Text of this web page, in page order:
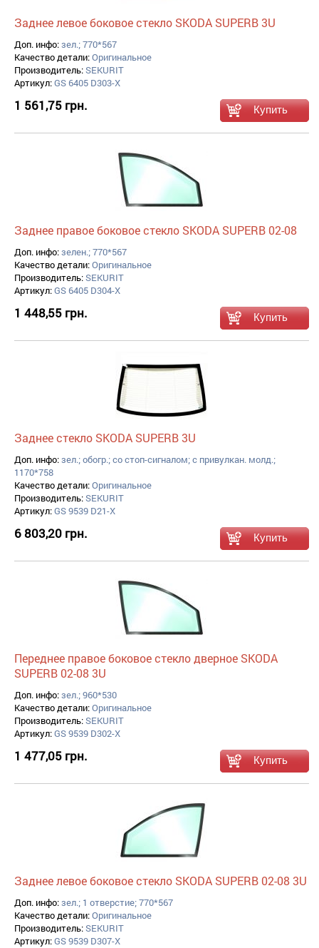
Заднее левое боковое стекло SKODA SUPERB 3U
Доп. инфо:зел.; 770*567
Качество детали:Оригинальное
Производитель:SEKURIT
Артикул:GS 6405 D303-X
1 561,75 грн.
Заднее правое боковое стекло SKODA SUPERB 02-08
Доп. инфо:зелен.; 770*567
Качество детали:Оригинальное
Производитель:SEKURIT
Артикул:GS 6405 D304-X
1 448,55 грн.
Заднее стекло SKODA SUPERB 3U
Доп. инфо:зел.; обогр.; со стоп-сигналом; с привулкан. молд.;
1170*758
Качество детали:Оригинальное
Производитель:SEKURIT
Артикул:GS 9539 D21-X
6 803,20 грн.
Переднее правое боковое стекло дверное SKODA
SUPERB 02-08 3U
Доп. инфо:зел.; 960*530
Качество детали:Оригинальное
Производитель:SEKURIT
Артикул:GS 9539 D302-X
1 477,05 грн.
Заднее левое боковое стекло SKODA SUPERB 02-08 3U
Доп. инфо:зел.; 1 отверстие; 770*567
Качество детали:Оригинальное
Производитель:SEKURIT
Артикул:GS 9539 D307-X